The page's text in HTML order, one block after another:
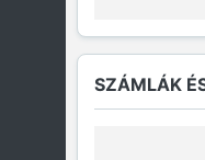
SZÁMLÁK